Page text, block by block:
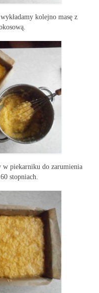
kolejno masę z
w piekarniku do zarumienia
stopniach.